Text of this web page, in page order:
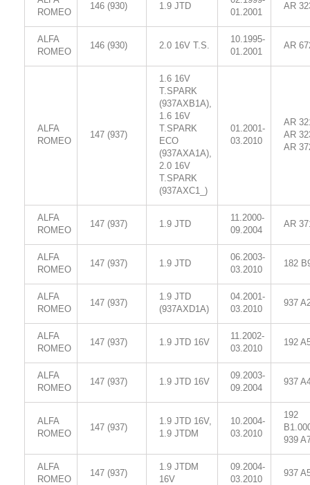
ROMEO
146 (930) 1.9 JTD
01.2001
AR
ALFA
ROMEO
146 (930) 2.0 16V T.S.
10.1995-
01.2001
AR
ALFA
ROMEO
147 (937)
1.6 16V
T.SPARK
(937AXB1A),
1.6 16V
T.SPARK
ECO
(937AXA1A),
2.0 16V
T.SPARK
(937AXC1_)
01.2001-
03.2010
AR
AR
AR
ALFA
ROMEO
147 (937) 1.9 JTD
11.2000-
09.2004
AR
ALFA
ROMEO
147 (937) 1.9 JTD
06.2003-
03.2010
182
ALFA
ROMEO
147 (937)
1.9 JTD
(937AXD1A)
04.2001-
03.2010
937
ALFA
ROMEO
147 (937) 1.9 JTD 16V
11.2002-
03.2010
192
ALFA
ROMEO
147 (937) 1.9 JTD 16V
09.2003-
09.2004
937
ALFA
ROMEO
147 (937)
1.9 JTD 16V,
1.9 JTDM
10.2004-
03.2010
192
939
ALFA
ROMEO
147 (937)
1.9 JTDM
16V
09.2004-
03.2010
937